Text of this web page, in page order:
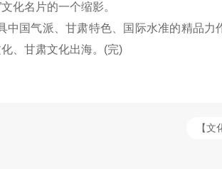
化名片的一个缩影。
国气派、甘肃特色、国际水准的精品力
、甘肃文化出海。(完)
【